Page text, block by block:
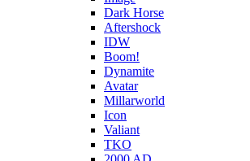
Dark Horse
Aftershock
IDW
Boom!
Dynamite
Avatar
Millarworld
Icon
Valiant
TKO